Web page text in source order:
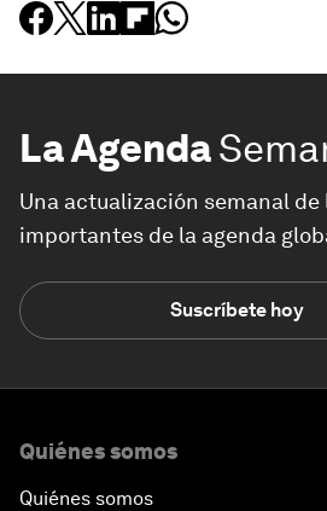
La Agenda
Una actualización semanal de
importantes de la agenda
Suscríbete hoy
Quiénes somos
Quiénes somos